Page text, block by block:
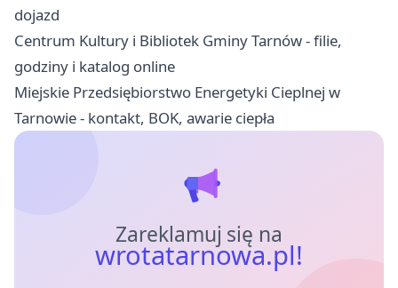
dojazd
Centrum Kultury i Bibliotek Gminy Tarnów - filie,
godziny i katalog online
Miejskie Przedsiębiorstwo Energetyki Cieplnej w
Tarnowie - kontakt, BOK, awarie ciepła
Zareklamuj się na
wrotatarnowa.pl!